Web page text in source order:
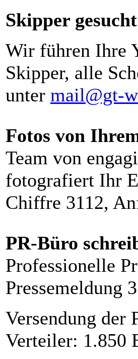
Skipper
Wir führen Ihre
Skipper, alle
unter mail@gt-
Fotos von
Team von
fotografiert Ihr
Chiffre 3112,
PR-Büro
Professionelle
Pressemeldung
Versendung der
Verteiler: 1.850